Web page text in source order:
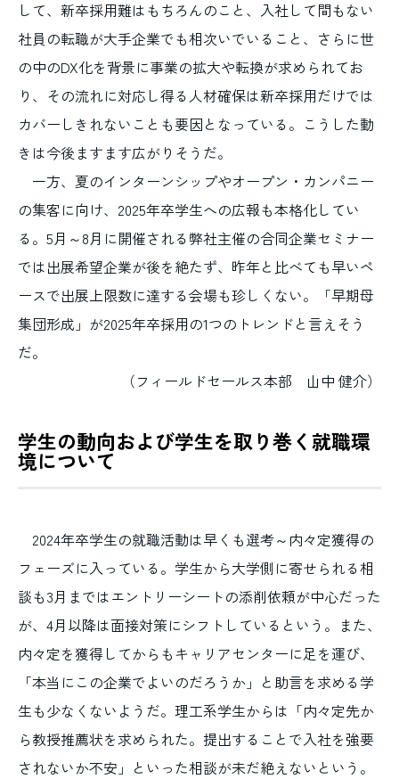
して、新卒採用難はもちろんのこと、入社して間もない
社員の転職が大手企業でも相次いでいること、さらに世
の中のDX化を背景に事業の拡大や転換が求められてお
り、その流れに対応し得る人材確保は新卒採用だけでは
カバーしきれないことも要因となっている。こうした動
きは今後ますます広がりそうだ。
一方、夏のインターンシップやオープン・カンパニー
の集客に向け、2025年卒学生への広報も本格化してい
る。5月～8月に開催される弊社主催の合同企業セミナー
では出展希望企業が後を絶たず、昨年と比べても早いペ
ースで出展上限数に達する会場も珍しくない。「早期母
集団形成」が2025年卒採用の1つのトレンドと言えそう
だ。
（フィールドセールス本部 山中 健介）
学生の動向および学生を取り巻く就職環
境について
2024年卒学生の就職活動は早くも選考～内々定獲得の
フェーズに入っている。学生から大学側に寄せられる相
談も3月まではエントリーシートの添削依頼が中心だった
が、4月以降は面接対策にシフトしているという。また、
内々定を獲得してからもキャリアセンターに足を運び、
「本当にこの企業でよいのだろうか」と助言を求める学
生も少なくないようだ。理工系学生からは「内々定先か
ら教授推薦状を求められた。提出することで入社を強要
されないか不安」といった相談が未だ絶えないという。